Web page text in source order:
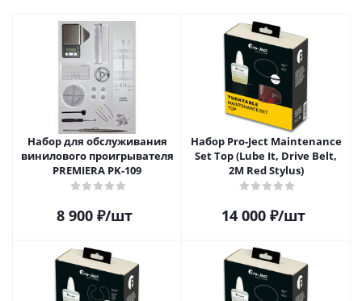
Набор для обслуживания
винилового проигрывателя
PREMIERA PK-109
8 900₽/шт
Набор Pro-Ject Maintenance
Set Top (Lube It, Drive Belt,
2M Red Stylus)
14 000₽/шт